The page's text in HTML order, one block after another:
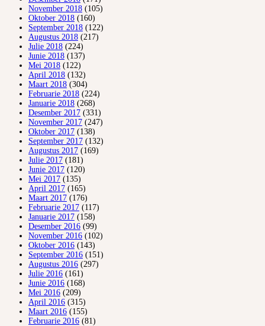
November 2018 (105)
Oktober 2018 (160)
September 2018 (122)
Augustus 2018 (217)
Julie 2018 (224)
Junie 2018 (137)
Mei 2018 (122)
April 2018 (132)
Maart 2018 (304)
Februarie 2018 (224)
Januarie 2018 (268)
Desember 2017 (331)
November 2017 (247)
Oktober 2017 (138)
September 2017 (132)
Augustus 2017 (169)
Julie 2017 (181)
Junie 2017 (120)
Mei 2017 (135)
April 2017 (165)
Maart 2017 (176)
Februarie 2017 (117)
Januarie 2017 (158)
Desember 2016 (99)
November 2016 (102)
Oktober 2016 (143)
September 2016 (151)
Augustus 2016 (297)
Julie 2016 (161)
Junie 2016 (168)
Mei 2016 (209)
April 2016 (315)
Maart 2016 (155)
Februarie 2016 (81)